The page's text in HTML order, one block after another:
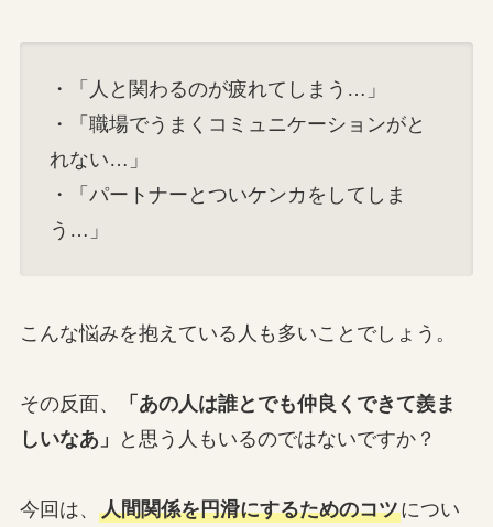
・「人と関わるのが疲れてしまう…」
・「職場でうまくコミュニケーションがと
れない…」
・「パートナーとついケンカをしてしま
う…」
こんな悩みを抱えている人も多いことでしょう。
その反面、
「あの人は誰とでも仲良くできて羨ま
しいなあ」
と思う人もいるのではないですか？
今回は、 人間関係を円滑にするためのコツについ